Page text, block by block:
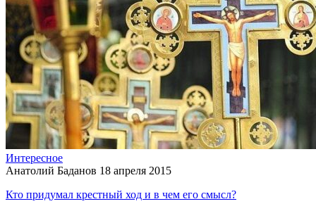
Интересное
Анатолий Баданов 18 апреля 2015
Кто придумал крестный ход и в чем его смысл?